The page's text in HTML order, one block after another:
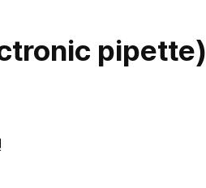
pipette)